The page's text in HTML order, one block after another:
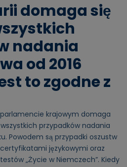
domaga się
nadania
od 2016
to zgodne z
krajowym domaga
przypadków nadania
Powodem są przypadki oszustw
językowymi oraz
„Życie w Niemczech”. Kiedy